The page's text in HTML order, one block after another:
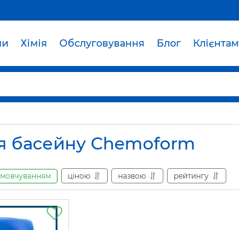
Хімія Обслуговування Блог Клієнтам
басейну Chemoform
ціною назвою рейтингу